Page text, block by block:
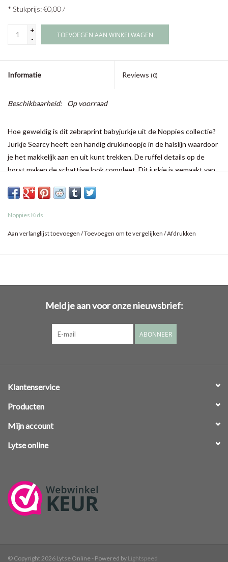
* Stukprijs: €0,00 /
+
-
TOEVOEGEN AAN WINKELWAGEN
Informatie Reviews (0)
Beschikbaarheid: Op voorraad
Hoe geweldig is dit zebraprint babyjurkje uit de Noppies collectie?
Jurkje Searcy heeft een handig drukknoopje in de halslijn waardoor
je het makkelijk aan en uit kunt trekken. De ruffel details op de
borst maken de schattige look compleet. Dit jurkje is gemaakt van
Noppies Kids
Aan verlanglijst toevoegen /Toevoegen om te vergelijken /Afdrukken
Meld je aan voor onze nieuwsbrief:
ABONNEER
Klantenservice
Producten
Mijn account
Lytse online
© Copyright 2026 Lytse Online - Powered by Lightspeed